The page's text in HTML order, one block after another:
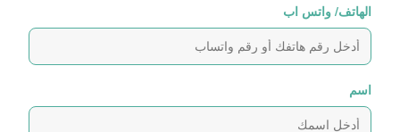
الهاتف/ واتس اب
اسم